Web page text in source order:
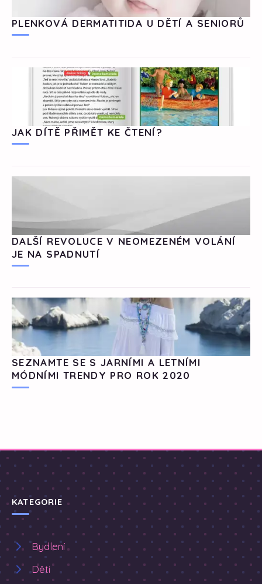
PLENKOVÁ DERMATITIDA U DĚTÍ A SENIORŮ
JAK DÍTĚ PŘIMĚT KE ČTENÍ?
DALŠÍ REVOLUCE V NEOMEZENÉM VOLÁNÍ
JE NA SPADNUTÍ
SEZNAMTE SE S JARNÍMI A LETNÍMI
MÓDNÍMI TRENDY PRO ROK 2020
KATEGORIE
Bydlení
Děti